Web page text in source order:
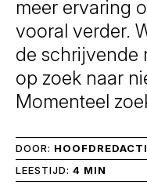
meer ervaring
vooral verder.
de schrijvende
op zoek naar
Momenteel
DOOR:
LEESTIJD: 4 MIN